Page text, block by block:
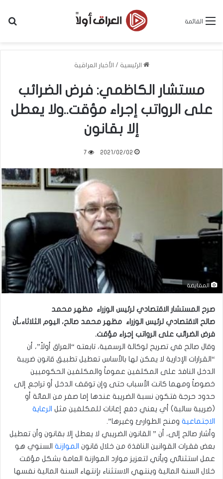
القائمة
الرئيسية / الأخبار العراقية
مستشار الكاظمي: فرض الضرائب
على الرواتب إجراء مؤقت..ولا يعطل
إلا بقانون
2021/02/02
7
المقايضة
صرح المستشار الاقتصادي لرئيس الوزراء مظهر محمد
صالح الاقتصادي لرئيس الوزراء مظهر محمد صالح، اليوم الثلاثاء،ـأن
فرض الضرائب على الرواتب إجراء مؤقت.
وقال صالح في تصريح لوكالة الرسمية، تابعته “العراق أولاً”، أن
“القرارات الإدارية لا يمكن لها بالأساس تعطيل تطبيق قانون ضريبة
الدخل النافذ على المكلفين عموماً والمكلفين الحكوميين
خصوصاً ومهما كانت الأسباب حتى وإن توقف الدخل أو تراجع إلى
حدود حرجة فتكون نسبة الضريبة عندها إما صفر من المائة أو
(ضريبة سالبة) أي يعني دفع إعانات للمكلفين مثل الرعاية
الاجتماعية ومنح الطوارئ وغيرها”.
وأشار صالح إلى، أن ” القانون الضريبي لا يعطل إلا بقانون وأن تعطيل
بعض فقرات القوانين النافذة من خلال قانون الموازنة السنوي هو
عمل استثنائي ويأتي لتعزيز موارد الموازنة العامة بشكل مؤقت
خلال السنة المالية وينتهي الاستثناء بإنتهاء السنة المالية نفسها